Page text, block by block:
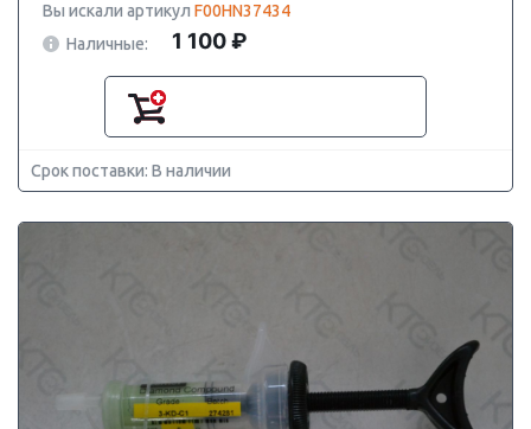
Вы искали артикул F00HN37434
Наличные:
1 100 ₽
Срок поставки: В наличии